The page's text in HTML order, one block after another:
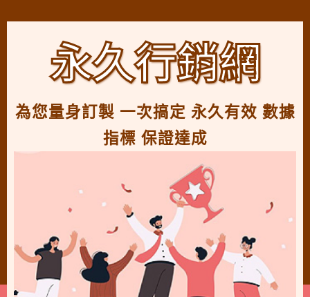
永久行銷網
為您量身訂製 一次搞定 永久有效 數據
指標 保證達成